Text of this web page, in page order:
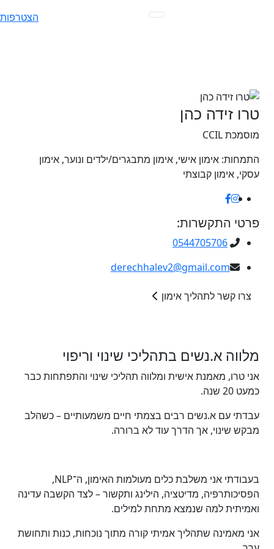
הצטרפות
טרו זידה כהן
מוסמכת CCIL
התמחות: אימון אישי, אימון מתבגרים/ילדים ונוער, אימון
עסקי, אימון קבוצתי
פרטי התקשרות:
0544705706
derechhalev2@gmail.com
צרו קשר לתהליך אימון
מלווה א.נשים בתהליכי שינוי וריפוי
אני טרו, מאמנת אישית ומלווה תהליכי שינוי והתפתחות כבר
כמעט 20 שנה.
עבדתי עם א.נשים רבים בצמתי חיים משמעותיים – כשהלב
מבקש שינוי, אך הדרך עוד לא ברורה.
בעבודתי אני משלבת כלים מעולמות האימון, ה־NLP,
הפסיכותרפיה, מדיטציה, הילינג ותקשור – לצד הקשבה עדינה
ואמיתית למה שנמצא מתחת למילים.
אני מאמינה שתהליך אמיתי קורה מתוך נוכחות, כנות ותחושת